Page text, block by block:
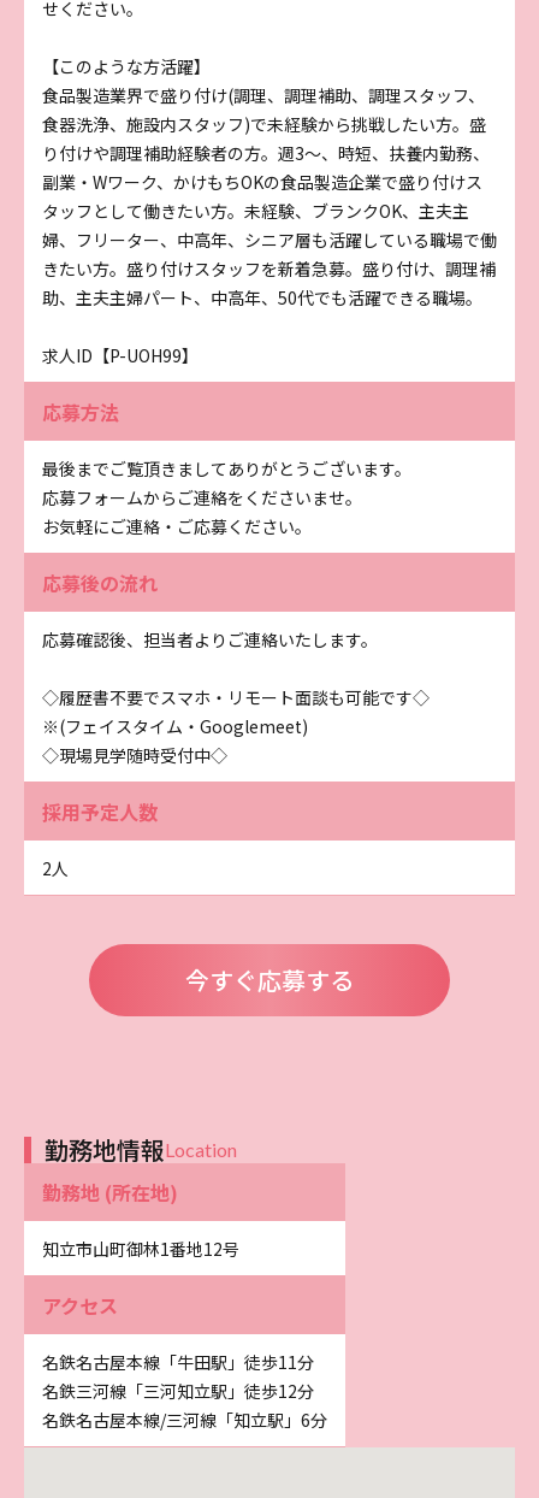
せください。
【このような方活躍】
食品製造業界で盛り付け(調理、調理補助、調理スタッフ、
食器洗浄、施設内スタッフ)で未経験から挑戦したい方。盛
り付けや調理補助経験者の方。週3～、時短、扶養内勤務、
副業・Wワーク、かけもちOKの食品製造企業で盛り付けス
タッフとして働きたい方。未経験、ブランクOK、主夫主
婦、フリーター、中高年、シニア層も活躍している職場で働
きたい方。盛り付けスタッフを新着急募。盛り付け、調理補
助、主夫主婦パート、中高年、50代でも活躍できる職場。
求人ID【P-UOH99】
応募方法
最後までご覧頂きましてありがとうございます。
応募フォームからご連絡をくださいませ。
お気軽にご連絡・ご応募ください。
応募後の流れ
応募確認後、担当者よりご連絡いたします。
◇履歴書不要でスマホ・リモート面談も可能です◇
※(フェイスタイム・Googlemeet)
◇現場見学随時受付中◇
採用予定人数
2人
今すぐ応募する
勤務地情報Location
勤務地 (所在地)
知立市山町御林1番地12号
アクセス
名鉄名古屋本線「牛田駅」徒歩11分
名鉄三河線「三河知立駅」徒歩12分
名鉄名古屋本線/三河線「知立駅」6分